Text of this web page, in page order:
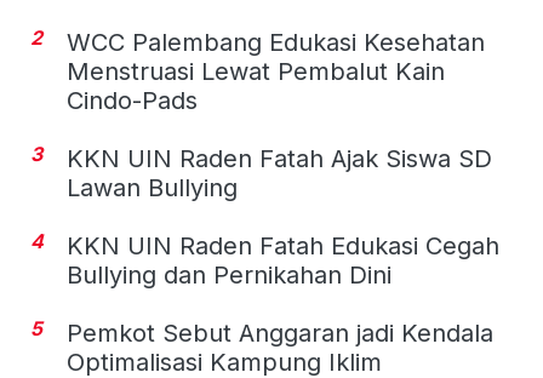
2
WCC Palembang Edukasi Kesehatan
Menstruasi Lewat Pembalut Kain
Cindo-Pads
3
KKN UIN Raden Fatah Ajak Siswa SD
Lawan Bullying
4
KKN UIN Raden Fatah Edukasi Cegah
Bullying dan Pernikahan Dini
5
Pemkot Sebut Anggaran jadi Kendala
Optimalisasi Kampung Iklim